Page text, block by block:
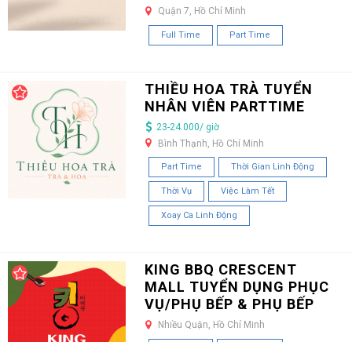
Quận 7, Hồ Chí Minh
Full Time Part Time
THIỀU HOA TRÀ TUYỂN
NHÂN VIÊN PARTTIME
23-24.000/ giờ
Bình Thạnh, Hồ Chí Minh
Part Time Thời Gian Linh Động
Thời Vụ Việc Làm Tết
Xoay Ca Linh Động
KING BBQ CRESCENT
MALL TUYỂN DỤNG PHỤC
VỤ/PHỤ BẾP & PHỤ BẾP
Nhiều Quận, Hồ Chí Minh